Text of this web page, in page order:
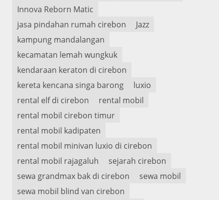
Innova Reborn Matic
jasa pindahan rumah cirebon
Jazz
kampung mandalangan
kecamatan lemah wungkuk
kendaraan keraton di cirebon
kereta kencana singa barong
luxio
rental elf di cirebon
rental mobil
rental mobil cirebon timur
rental mobil kadipaten
rental mobil minivan luxio di cirebon
rental mobil rajagaluh
sejarah cirebon
sewa grandmax bak di cirebon
sewa mobil
sewa mobil blind van cirebon